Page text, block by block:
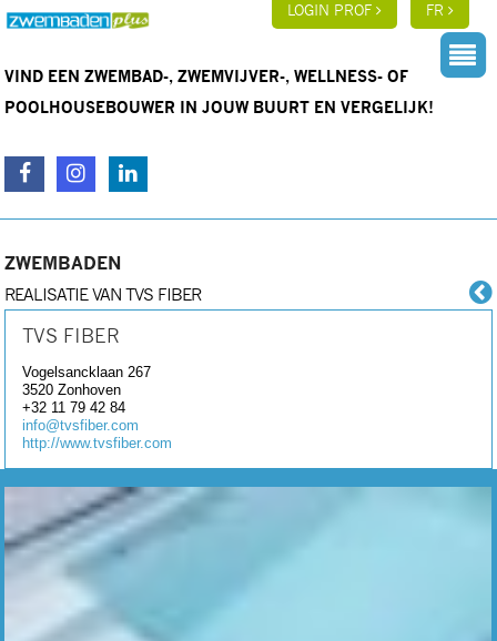
LOGIN PROF FR
VIND EEN ZWEMBAD-, ZWEMVIJVER-, WELLNESS- OF
POOLHOUSEBOUWER IN JOUW BUURT EN VERGELIJK!
ZWEMBADEN
REALISATIE VAN TVS FIBER
TVS FIBER
Vogelsancklaan 267
3520 Zonhoven
+32 11 79 42 84
info@tvsfiber.com
http://www.tvsfiber.com